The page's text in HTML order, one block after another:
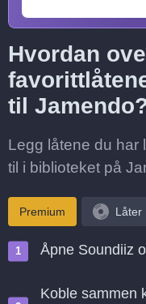
Hvordan
til
Legg låtene du har
til i biblioteket på
Premium Låter
Åpne Soundiiz
Koble sammen